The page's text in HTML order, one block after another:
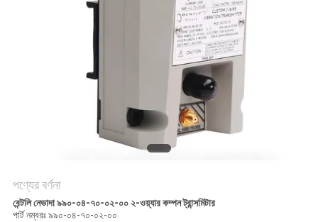
পণ্যের বর্ণনা
বেন্টলি নেভাদা ৯৯০-০৪-৭০-০২-০০ ২-ওয়্যার কম্পন ট্রান্সমিটার
পার্ট নম্বরঃ ৯৯০-০৪-৭০-০২-০০